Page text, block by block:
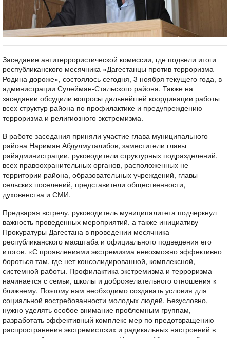
Заседание антитеррористической комиссии, где подвели итоги
республиканского месячника «Дагестанцы против терроризма –
Родина дороже», состоялось сегодня, 3 ноября текущего года, в
администрации Сулейман-Стальского района. Также на
заседании обсудили вопросы дальнейшей координации работы
всех структур района по профилактике и предупреждению
терроризма и религиозного экстремизма.
В работе заседания приняли участие глава муниципального
района Нариман Абдулмуталибов, заместители главы
райадминистрации, руководители структурных подразделений,
всех правоохранительных органов, расположенных не
территории района, образовательных учреждений, главы
сельских поселений, представители общественности,
духовенства и СМИ.
Предваряя встречу, руководитель муниципалитета подчеркнул
важность проведенных мероприятий, а также инициативу
Прокуратуры Дагестана в проведении месячника
республиканского масштаба и официального подведения его
итогов. «С проявлениями экстремизма невозможно эффективно
бороться там, где нет консолидированной, комплексной,
системной работы. Профилактика экстремизма и терроризма
начинается с семьи, школы и доброжелательного отношения к
ближнему. Поэтому нам необходимо создавать условия для
социальной востребованности молодых людей. Безусловно,
нужно уделять особое внимание проблемным группам,
разработать эффективный комплекс мер по предотвращению
распространения экстремистских и радикальных настроений в